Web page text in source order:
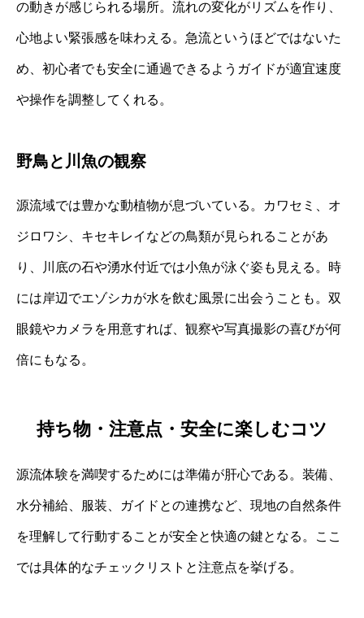
の動きが感じられる場所。流れの変化がリズムを作り、
心地よい緊張感を味わえる。急流というほどではないた
め、初心者でも安全に通過できるようガイドが適宜速度
や操作を調整してくれる。
野鳥と川魚の観察
源流域では豊かな動植物が息づいている。カワセミ、オ
ジロワシ、キセキレイなどの鳥類が見られることがあ
り、川底の石や湧水付近では小魚が泳ぐ姿も見える。時
には岸辺でエゾシカが水を飲む風景に出会うことも。双
眼鏡やカメラを用意すれば、観察や写真撮影の喜びが何
倍にもなる。
持ち物・注意点・安全に楽しむコツ
源流体験を満喫するためには準備が肝心である。装備、
水分補給、服装、ガイドとの連携など、現地の自然条件
を理解して行動することが安全と快適の鍵となる。ここ
では具体的なチェックリストと注意点を挙げる。